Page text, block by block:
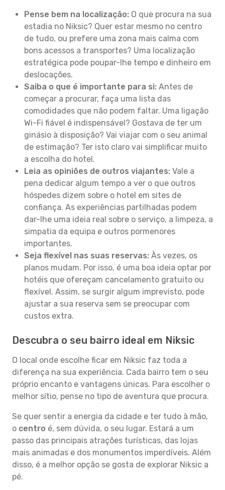
Pense bem na localização: O que procura na sua
estadia no Niksic? Quer estar mesmo no centro
de tudo, ou prefere uma zona mais calma com
bons acessos a transportes? Uma localização
estratégica pode poupar-lhe tempo e dinheiro em
deslocações.
Saiba o que é importante para si: Antes de
começar a procurar, faça uma lista das
comodidades que não podem faltar. Uma ligação
Wi-Fi fiável é indispensável? Gostava de ter um
ginásio à disposição? Vai viajar com o seu animal
de estimação? Ter isto claro vai simplificar muito
a escolha do hotel.
Leia as opiniões de outros viajantes: Vale a
pena dedicar algum tempo a ver o que outros
hóspedes dizem sobre o hotel em sites de
confiança. As experiências partilhadas podem
dar-lhe uma ideia real sobre o serviço, a limpeza, a
simpatia da equipa e outros pormenores
importantes.
Seja flexível nas suas reservas: Às vezes, os
planos mudam. Por isso, é uma boa ideia optar por
hotéis que ofereçam cancelamento gratuito ou
flexível. Assim, se surgir algum imprevisto, pode
ajustar a sua reserva sem se preocupar com
custos extra.
Descubra o seu bairro ideal em Niksic
O local onde escolhe ficar em Niksic faz toda a
diferença na sua experiência. Cada bairro tem o seu
próprio encanto e vantagens únicas. Para escolher o
melhor sítio, pense no tipo de aventura que procura.
Se quer sentir a energia da cidade e ter tudo à mão,
o centro é, sem dúvida, o seu lugar. Estará a um
passo das principais atrações turísticas, das lojas
mais animadas e dos monumentos imperdíveis. Além
disso, é a melhor opção se gosta de explorar Niksic a
pé.